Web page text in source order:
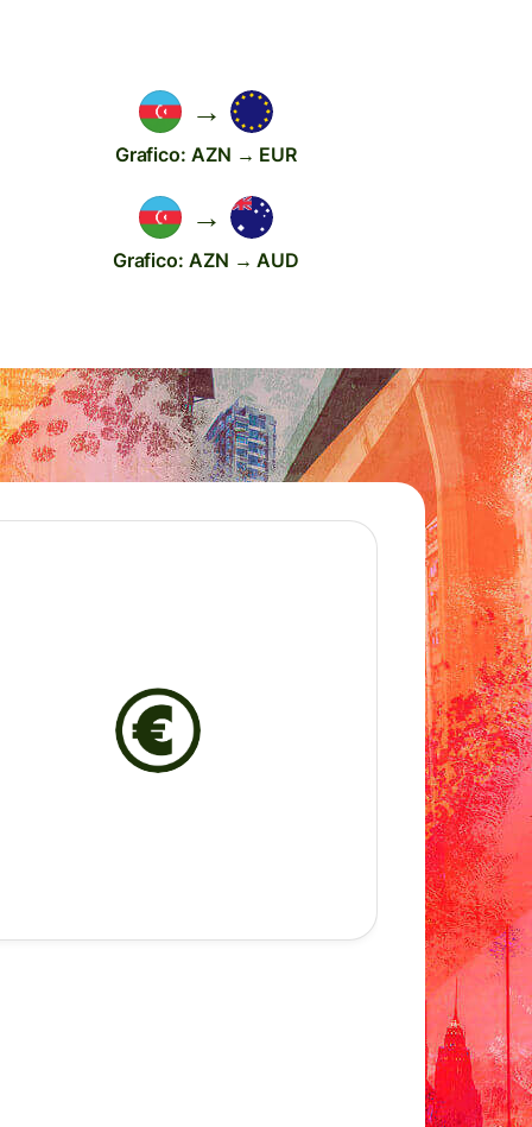
→
Grafico: AZN → EUR
→
Grafico: AZN → AUD